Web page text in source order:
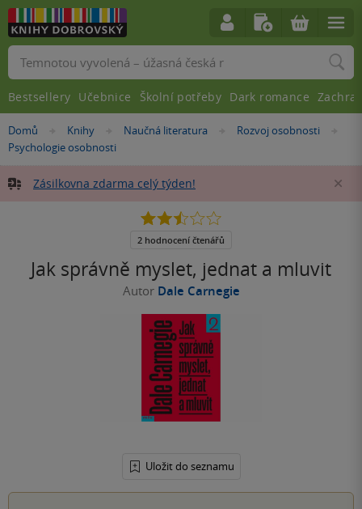
Nacházíte
se
Domů »Knihy »Naučná literatura »
Rozvoj osobnosti
Psychologie osobnosti
Zásilkovna zdarma celý týden!
Jak správně myslet, jednat a mluvit
Autor Dale Carnegie
Uložit do seznamu
2.5
5
2 hodnocení čtenářů
Vyhledávání
Bestsellery Učebnice Školní potřeby Dark romance